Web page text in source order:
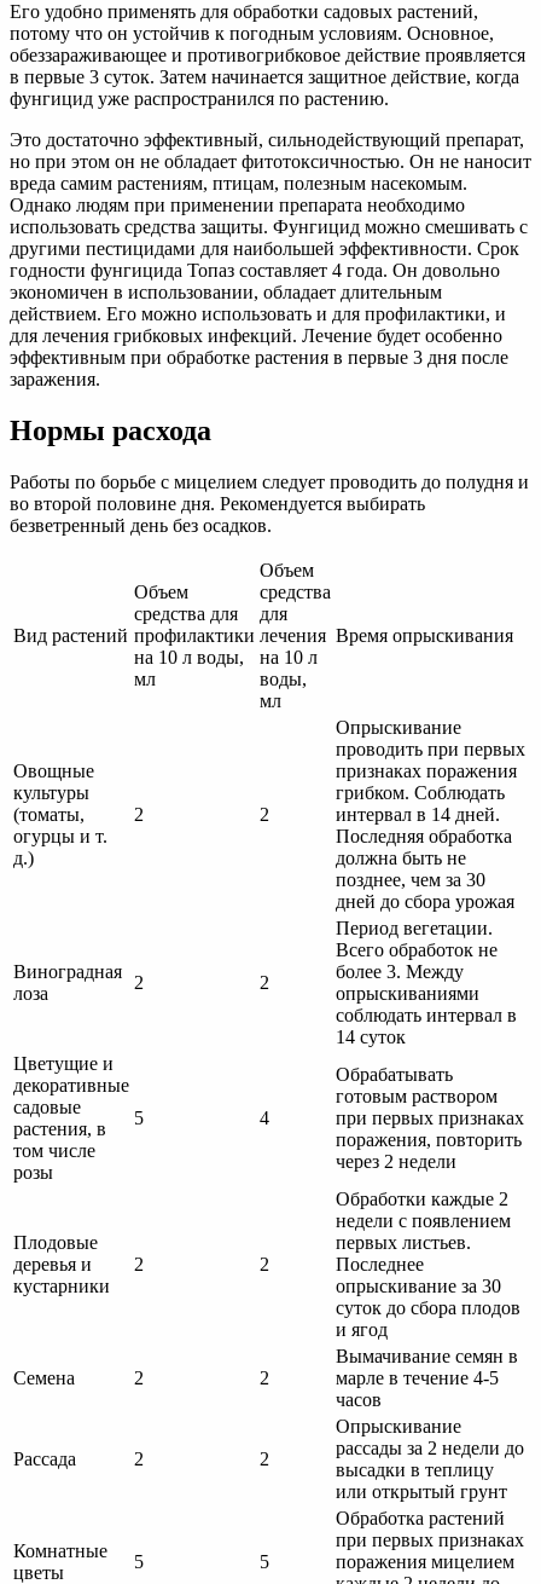
Его удобно применять для обработки садовых растений,
потому что он устойчив к погодным условиям. Основное,
обеззараживающее и противогрибковое действие проявляется
в первые 3 суток. Затем начинается защитное действие, когда
фунгицид уже распространился по растению.
Это достаточно эффективный, сильнодействующий препарат,
но при этом он не обладает фитотоксичностью. Он не наносит
вреда самим растениям, птицам, полезным насекомым.
Однако людям при применении препарата необходимо
использовать средства защиты. Фунгицид можно смешивать с
другими пестицидами для наибольшей эффективности. Срок
годности фунгицида Топаз составляет 4 года. Он довольно
экономичен в использовании, обладает длительным
действием. Его можно использовать и для профилактики, и
для лечения грибковых инфекций. Лечение будет особенно
эффективным при обработке растения в первые 3 дня после
заражения.
Нормы расхода
Работы по борьбе с мицелием следует проводить до полудня и
во второй половине дня. Рекомендуется выбирать
безветренный день без осадков.
Вид растений
Объем
средства для
профилактики
на 10 л воды,
мл
Объем
средства
для
лечения
на 10 л
воды,
мл
Время опрыскивания
Овощные
культуры
(томаты,
огурцы и т.
д.)
2 2
Опрыскивание
проводить при первых
признаках поражения
грибком. Соблюдать
интервал в 14 дней.
Последняя обработка
должна быть не
позднее, чем за 30
дней до сбора урожая
Виноградная
лоза
2 2
Период вегетации.
Всего обработок не
более 3. Между
опрыскиваниями
соблюдать интервал в
14 суток
Цветущие и
декоративные
садовые
растения, в
том числе
розы
5 4
Обрабатывать
готовым раствором
при первых признаках
поражения, повторить
через 2 недели
Плодовые
деревья и
кустарники
2 2
Обработки каждые 2
недели с появлением
первых листьев.
Последнее
опрыскивание за 30
суток до сбора плодов
и ягод
Семена 2 2
Вымачивание семян в
марле в течение 4-5
часов
Рассада 2 2
Опрыскивание
рассады за 2 недели до
высадки в теплицу
или открытый грунт
Комнатные
цветы
5 5
Обработка растений
при первых признаках
поражения мицелием